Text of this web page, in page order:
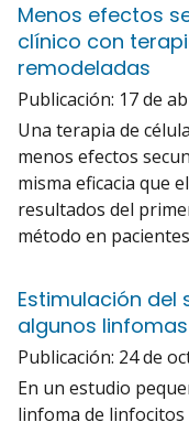
Menos efectos
clínico con
remodeladas
Publicación: 17 de
Una terapia de
menos efectos
misma eficacia que
resultados del
método en
Estimulación
algunos
Publicación: 24 de
En un estudio
linfoma de